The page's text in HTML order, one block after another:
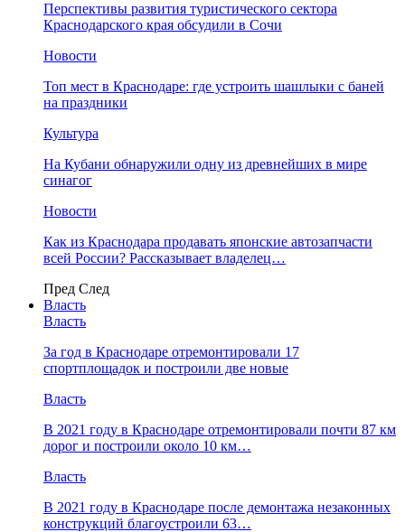
Перспективы развития туристического сектора
Краснодарского края обсудили в Сочи
Новости
Топ мест в Краснодаре: где устроить шашлыки с баней
на праздники
Культура
На Кубани обнаружили одну из древнейших в мире
синагог
Новости
Как из Краснодара продавать японские автозапчасти
всей России? Рассказывает владелец…
Пред След
Власть
Власть
За год в Краснодаре отремонтировали 17
спортплощадок и построили две новые
Власть
В 2021 году в Краснодаре отремонтировали почти 87 км
дорог и построили около 10 км…
Власть
В 2021 году в Краснодаре после демонтажа незаконных
конструкций благоустроили 63…